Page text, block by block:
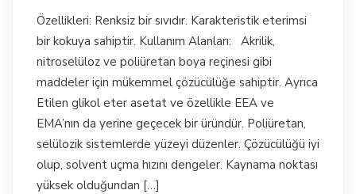
Özellikleri: Renksiz bir sıvıdır. Karakteristik eterimsi
bir kokuya sahiptir. Kullanım Alanları: Akrilik,
nitroselüloz ve poliüretan boya reçinesi gibi
maddeler için mükemmel çözücülüğe sahiptir. Ayrıca
Etilen glikol eter asetat ve özellikle EEA ve
EMA’nın da yerine geçecek bir üründür. Poliüretan,
selülozik sistemlerde yüzeyi düzenler. Çözücülüğü iyi
olup, solvent uçma hızını dengeler. Kaynama noktası
yüksek olduğundan […]